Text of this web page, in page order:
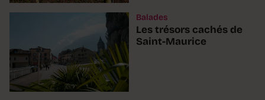
Balades
Les trésors cachés de
Saint-Maurice